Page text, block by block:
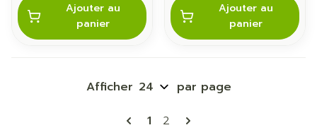
Ajouter au
panier
Ajouter au
panier
Pages
Vous lisez actuellement la
1 Page
2
Afficher par page